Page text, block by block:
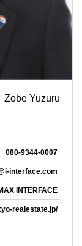
Zobe Yuzuru
080-9344-0007
interface.com
INTERFACE
realestate.jp/